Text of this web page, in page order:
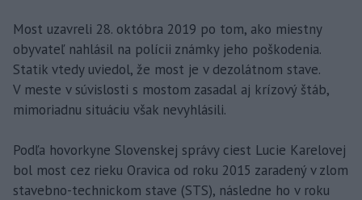
Most uzavreli 28. októbra 2019 po tom, ako miestny
obyvateľ nahlásil na polícii známky jeho poškodenia.
Statik vtedy uviedol, že most je v dezolátnom stave.
V meste v súvislosti s mostom zasadal aj krízový štáb,
mimoriadnu situáciu však nevyhlásili.
Podľa hovorkyne Slovenskej správy ciest Lucie Karelovej
bol most cez rieku Oravica od roku 2015 zaradený v zlom
stavebno-technickom stave (STS), následne ho v roku